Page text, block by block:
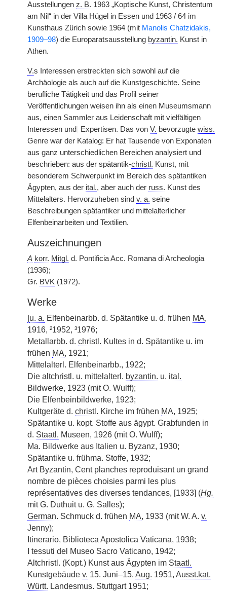
Ausstellungen z. B. 1963 „Koptische Kunst, Christentum
am Nil“ in der Villa Hügel in Essen und 1963 / 64 im
Kunsthaus Zürich sowie 1964 (mit Manolis Chatzidakis,
1909–98) die Europaratsausstellung byzantin. Kunst in
Athen.
V.s Interessen erstreckten sich sowohl auf die
Archäologie als auch auf die Kunstgeschichte. Seine
berufliche Tätigkeit und das Profil seiner
Veröffentlichungen weisen ihn als einen Museumsmann
aus, einen Sammler aus Leidenschaft mit vielfältigen
Interessen und
Expertisen. Das von V. bevorzugte wiss.
Genre war der Katalog: Er hat Tausende von Exponaten
aus ganz unterschiedlichen Bereichen analysiert und
beschrieben: aus der spätantik-christl. Kunst, mit
besonderem Schwerpunkt im Bereich des spätantiken
Ägypten, aus der ital., aber auch der russ. Kunst des
Mittelalters. Hervorzuheben sind v. a. seine
Beschreibungen spätantiker und mittelalterlicher
Elfenbeinarbeiten und Textilien.
Auszeichnungen
A korr. Mitgl. d. Pontificia Acc. Romana di Archeologia
(1936);
Gr. BVK (1972).
Werke
u. a. Elfenbeinarbb. d. Spätantike u. d. frühen MA,
1916, ²1952, ³1976;
Metallarbb. d. christl. Kultes in d. Spätantike u. im
frühen MA, 1921;
Mittelalterl. Elfenbeinarbb., 1922;
Die altchristl. u. mittelalterl. byzantin. u. ital.
Bildwerke, 1923 (mit O. Wulff);
Die Elfenbeinbildwerke, 1923;
Kultgeräte d. christl. Kirche im frühen MA, 1925;
Spätantike u. kopt. Stoffe aus ägypt. Grabfunden in
d. Staatl. Museen, 1926 (mit O. Wulff);
Ma. Bildwerke aus Italien u. Byzanz, 1930;
Spätantike u. frühma. Stoffe, 1932;
Art Byzantin, Cent planches reproduisant un grand
nombre de pièces choisies parmi les plus
représentatives des diverses tendances, [1933] (Hg.
mit G. Duthuit u. G. Salles);
German. Schmuck d. frühen MA, 1933 (mit W. A. v.
Jenny);
Itinerario, Biblioteca Apostolica Vaticana, 1938;
I tessuti del Museo Sacro Vaticano, 1942;
Altchristl. (Kopt.) Kunst aus Ägypten im Staatl.
Kunstgebäude v. 15. Juni–15. Aug. 1951, Ausst.kat.
Württ. Landesmus. Stuttgart 1951;